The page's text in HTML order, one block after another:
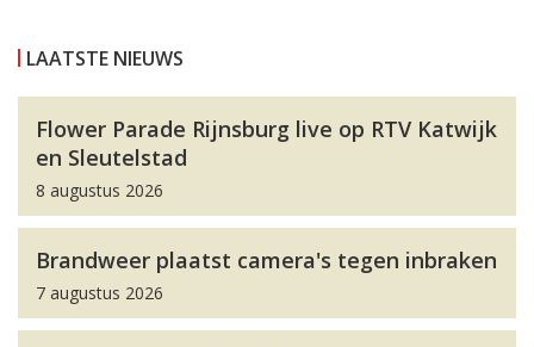
LAATSTE NIEUWS
Flower Parade Rijnsburg live op RTV Katwijk
en Sleutelstad
8 augustus 2026
Brandweer plaatst camera's tegen inbraken
7 augustus 2026